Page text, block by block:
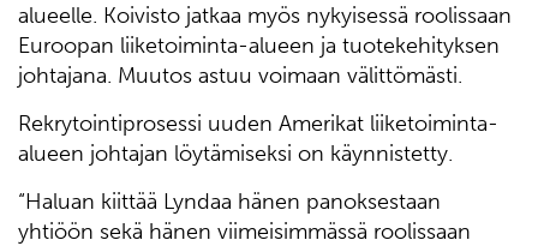
alueelle. Koivisto jatkaa myös nykyisessä roolissaan
Euroopan liiketoiminta-alueen ja tuotekehityksen
johtajana. Muutos astuu voimaan välittömästi.
Rekrytointiprosessi uuden Amerikat liiketoiminta-
alueen johtajan löytämiseksi on käynnistetty.
“Haluan kiittää Lyndaa hänen panoksestaan
yhtiöön sekä hänen viimeisimmässä roolissaan